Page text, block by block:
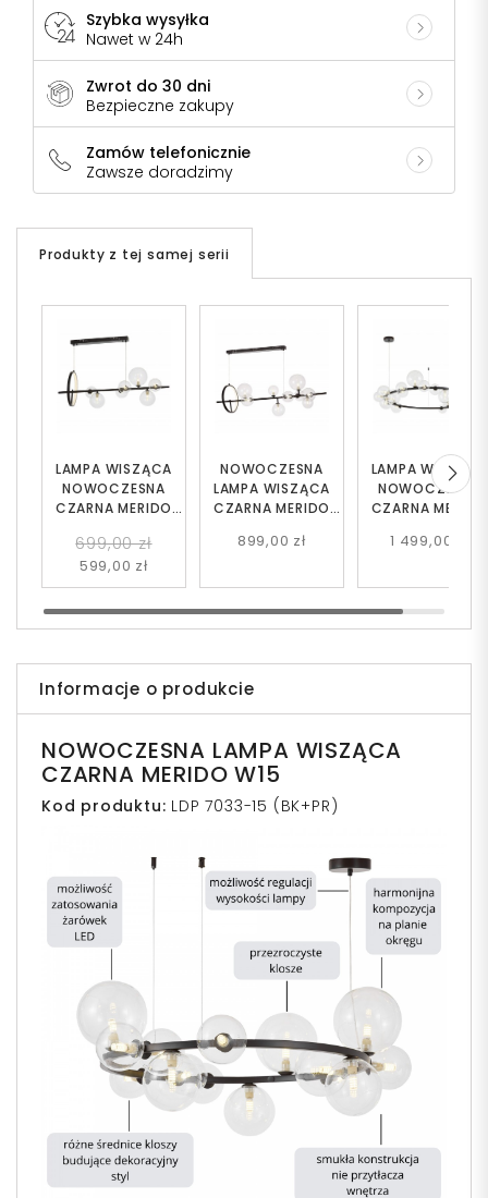
Szybka wysyłka
Nawet w 24h
Zwrot do 30 dni
Bezpieczne zakupy
Zamów telefonicznie
Zawsze doradzimy
Produkty z tej samej serii
LAMPA WISZĄCA
NOWOCZESNA
CZARNA MERIDO
699,00 zł
599,00 zł
LAMPA WISZĄCA
NOWOCZESNA
CZARNA MERIDO
1 499,00 zł
NOWOCZESNA
LAMPA WISZĄCA
CZARNA MERIDO
899,00 zł
Informacje o produkcie
NOWOCZESNA LAMPA WISZĄCA
CZARNA MERIDO W15
Kod produktu: LDP 7033-15 (BK+PR)